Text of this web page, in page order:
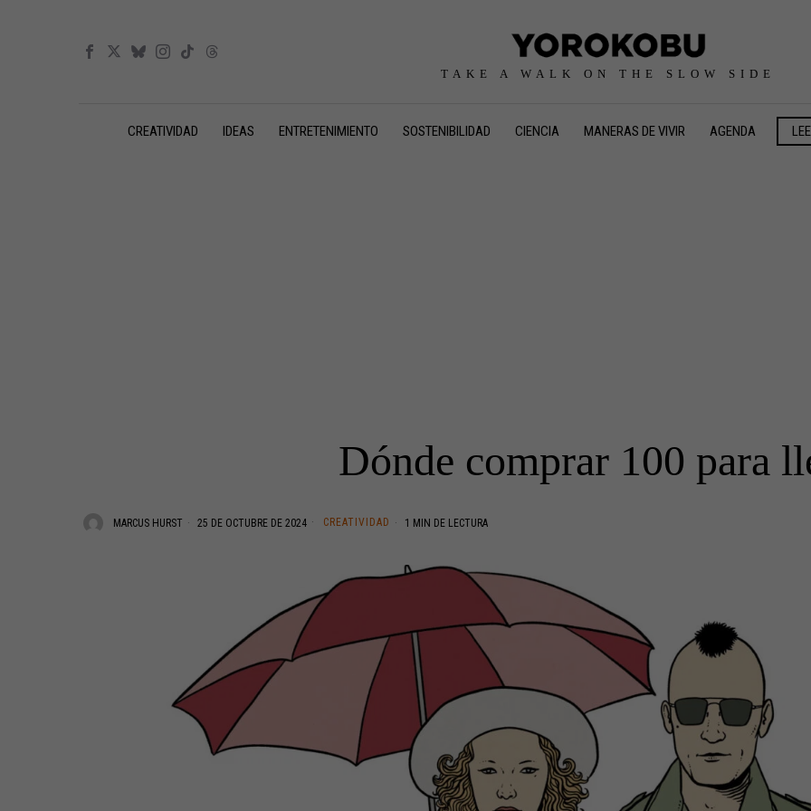
TAKE A WALK ON THE SLOW SIDE
CREATIVIDAD IDEAS ENTRETENIMIENTO SOSTENIBILIDAD CIENCIA MANERAS DE VIVIR AGENDA
Dónde comprar 100 para
MARCUS HURST 25 DE OCTUBRE DE 2024 CREATIVIDAD 1 MIN DE LECTURA